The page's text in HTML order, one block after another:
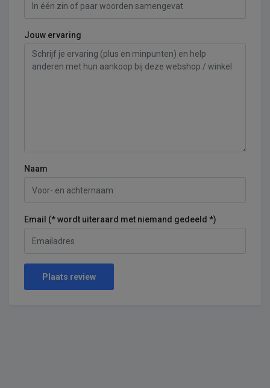
Jouw ervaring
Naam
Email (* wordt uiteraard met niemand gedeeld *)
Plaats review